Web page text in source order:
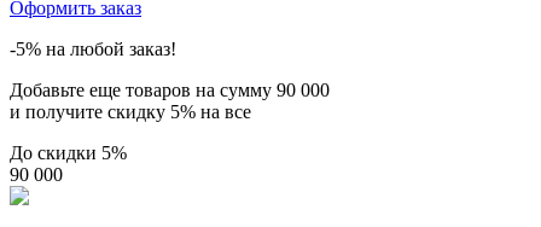
Оформить заказ
-5% на любой заказ!
Добавьте еще товаров на сумму 90 000
и получите скидку 5% на все
До скидки 5%
90 000